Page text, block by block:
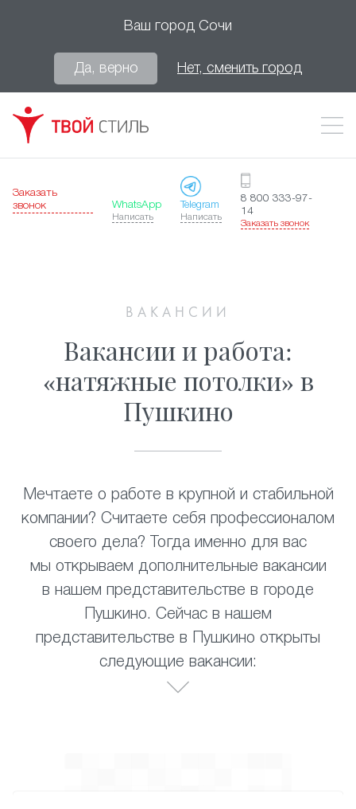
Ваш город Сочи
Да, верно Нет, сменить город
Заказать
звонок
WhatsApp
Написать
Telegram
Написать
8 800 333-97-
14
Заказать звонок
ВАКАНСИИ
Вакансии и работа:
«натяжные потолки» в
Пушкино
Мечтаете о работе в крупной и стабильной
компании? Считаете себя профессионалом
своего дела? Тогда именно для вас
мы открываем дополнительные вакансии
в нашем представительстве в городе
Пушкино. Сейчас в нашем
представительстве в Пушкино открыты
следующие вакансии: